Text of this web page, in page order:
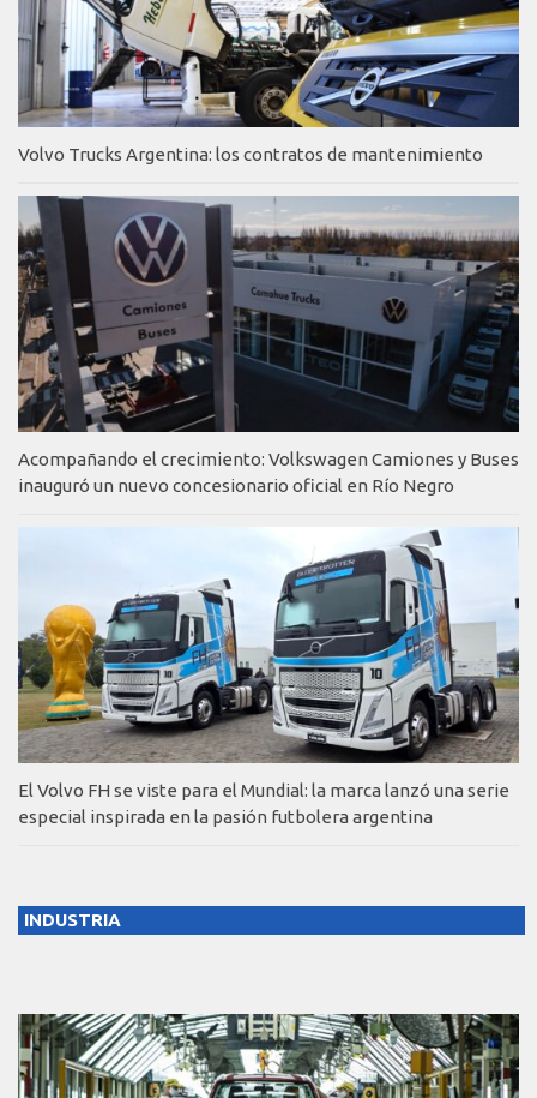
Volvo Trucks Argentina: los contratos de mantenimiento
Acompañando el crecimiento: Volkswagen Camiones y Buses
inauguró un nuevo concesionario oficial en Río Negro
El Volvo FH se viste para el Mundial: la marca lanzó una serie
especial inspirada en la pasión futbolera argentina
INDUSTRIA